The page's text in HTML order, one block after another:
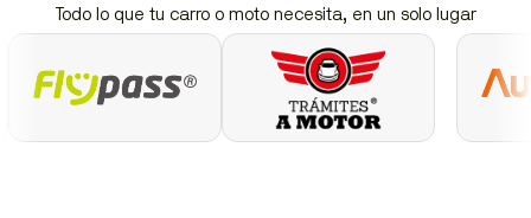
Todo lo que tu carro o moto necesita, en un solo lugar